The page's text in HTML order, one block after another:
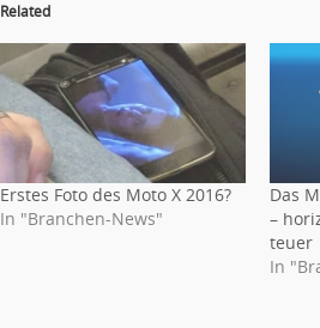
Related
Erstes Foto des Moto X 2016?
In "Branchen-News"
Das
–
teuer
In